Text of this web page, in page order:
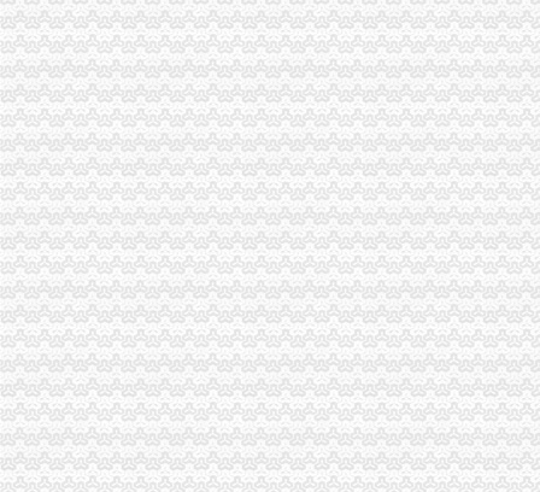
【合肥经开区财务公司哪家好当然是信者财务】-蜀山南七里站易登网
郑州经开区代理记账公司企业财税问题解决方案-郑州工商/税务/财务】
经开区财务公司莲花路国轩名门注册公司代帐会计一般纳税人申请-会
【郑州经开区应届生专区财务/审计/税务招聘信息】-郑州赶集网
【郑州经开区建筑工程财务软件】价格,厂家,财务软件-搜了网
经开区注册公司代账找安诚财务江秀秀会计帮忙-爱喇叭网
【郑州经开区财务公司郑州玖之汇为提供代理服务】-郑州经济技术开
经开区明珠广场较大的财务公司注册公司办各种资质代账-合肥58同城
经开区敬业的财务公司合肥运倍财税专业吗？运倍公司职责-商务服